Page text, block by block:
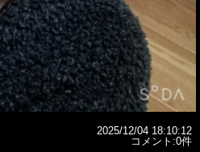
2025/12/04 18:10:12
コメント:0件